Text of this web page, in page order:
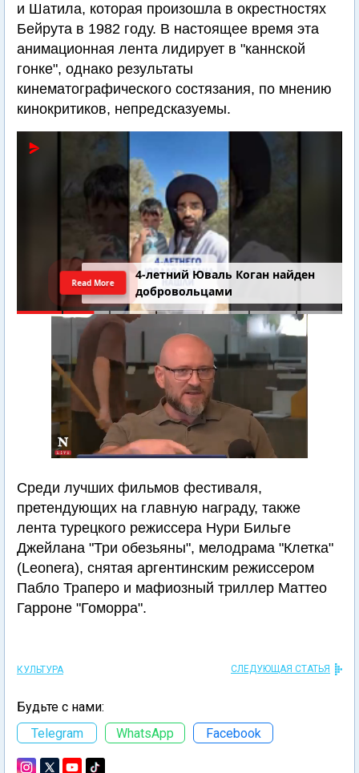
и Шатила, которая произошла в окрестностях
Бейрута в 1982 году. В настоящее время эта
анимационная лента лидирует в "каннской
гонке", однако результаты
кинематографического состязания, по мнению
кинокритиков, непредсказуемы.
4-летний Юваль Коган найден
добровольцами
Read More
Среди лучших фильмов фестиваля,
претендующих на главную награду, также
лента турецкого режиссера Нури Бильге
Джейлана "Три обезьяны", мелодрама "Клетка"
(Leonera), снятая аргентинским режиссером
Пабло Траперо и мафиозный триллер Маттео
Гарроне "Гоморра".
КУЛЬТУРА СЛЕДУЮЩАЯ СТАТЬЯ
Будьте с нами:
Telegram
WhatsApp Facebook